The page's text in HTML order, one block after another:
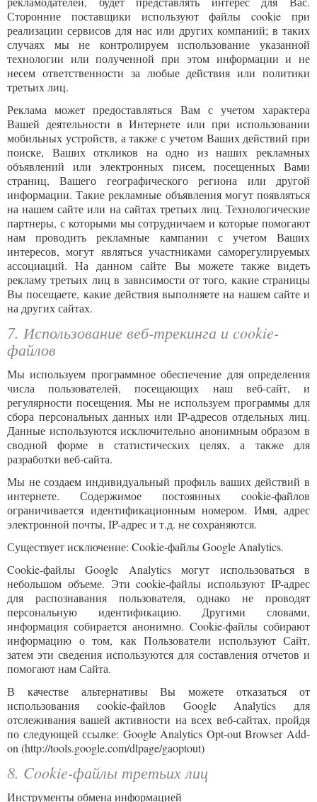
Сторонние поставщики используют файлы cookie при
реализации сервисов для нас или других компаний; в таких
случаях мы не контролируем использование указанной
технологии или полученной при этом информации и не
несем ответственности за любые действия или политики
третьих лиц.
Реклама может предоставляться Вам с учетом характера
Вашей деятельности в Интернете или при использовании
мобильных устройств, а также с учетом Ваших действий при
поиске, Ваших откликов на одно из наших рекламных
объявлений или электронных писем, посещенных Вами
страниц, Вашего географического региона или другой
информации. Такие рекламные объявления могут появляться
на нашем сайте или на сайтах третьих лиц. Технологические
партнеры, с которыми мы сотрудничаем и которые помогают
нам проводить рекламные кампании с учетом Ваших
интересов, могут являться участниками саморегулируемых
ассоциаций. На данном сайте Вы можете также видеть
рекламу третьих лиц в зависимости от того, какие страницы
Вы посещаете, какие действия выполняете на нашем сайте и
на других сайтах.
7. Использование веб-трекинга и cookie-
файлов
Мы используем программное обеспечение для определения
числа пользователей, посещающих наш веб-сайт, и
регулярности посещения. Мы не используем программы для
сбора персональных данных или IP-адресов отдельных лиц.
Данные используются исключительно анонимным образом в
сводной форме в статистических целях, а также для
разработки веб-сайта.
Мы не создаем индивидуальный профиль ваших действий в
интернете. Содержимое постоянных cookie-файлов
ограничивается идентификационным номером. Имя, адрес
электронной почты, IP-адрес и т.д. не сохраняются.
Существует исключение: Cookie-файлы Google Analytics.
Cookie-файлы Google Analytics могут использоваться в
небольшом объеме. Эти cookie-файлы используют IP-адрес
для распознавания пользователя, однако не проводят
персональную идентификацию. Другими словами,
информация собирается анонимно. Cookie-файлы собирают
информацию о том, как Пользователи используют Сайт,
затем эти сведения используются для составления отчетов и
помогают нам Сайта.
В качестве альтернативы Вы можете отказаться от
использования cookie-файлов Google Analytics для
отслеживания вашей активности на всех веб-сайтах, пройдя
по следующей ссылке: Google Analytics Opt-out Browser Add-
on (http://tools.google.com/dlpage/gaoptout)
8. Cookie-файлы третьих лиц
Инструменты обмена информацией